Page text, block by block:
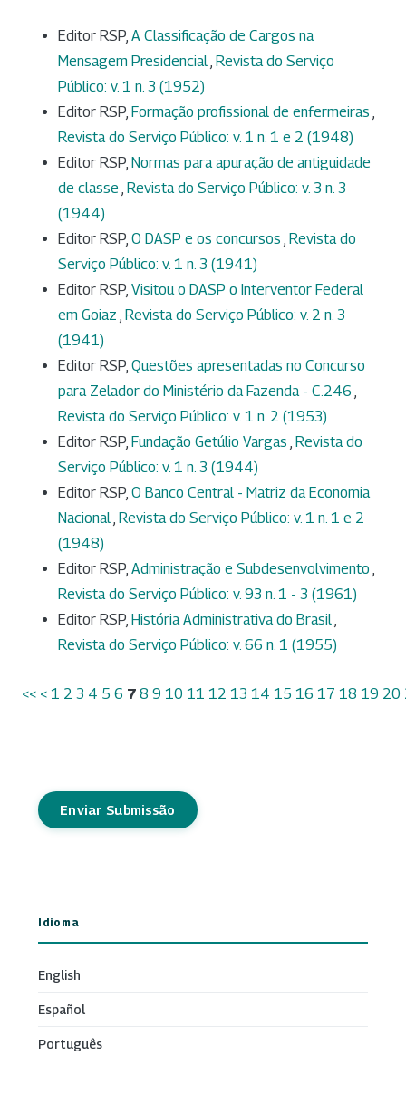
Editor RSP, A Classificação de Cargos na
Mensagem Presidencial, Revista do Serviço
Público: v. 1 n. 3 (1952)
Editor RSP, Formação profissional de enfermeiras ,
Revista do Serviço Público: v. 1 n. 1 e 2 (1948)
Editor RSP, Normas para apuração de antiguidade
de classe , Revista do Serviço Público: v. 3 n. 3
(1944)
Editor RSP, O DASP e os concursos , Revista do
Serviço Público: v. 1 n. 3 (1941)
Editor RSP, Visitou o DASP o Interventor Federal
em Goiaz , Revista do Serviço Público: v. 2 n. 3
(1941)
Editor RSP, Questões apresentadas no Concurso
para Zelador do Ministério da Fazenda - C.246 ,
Revista do Serviço Público: v. 1 n. 2 (1953)
Editor RSP, Fundação Getúlio Vargas , Revista do
Serviço Público: v. 1 n. 3 (1944)
Editor RSP, O Banco Central - Matriz da Economia
Nacional, Revista do Serviço Público: v. 1 n. 1 e 2
(1948)
Editor RSP, Administração e Subdesenvolvimento ,
Revista do Serviço Público: v. 93 n. 1 - 3 (1961)
Editor RSP, História Administrativa do Brasil,
Revista do Serviço Público: v. 66 n. 1 (1955)
<< < 1 2 3 4 5 6 7 8 9 10 11 12 13 14 15 16 17 18 19 20
Enviar Submissão
Idioma
English
Español
Português